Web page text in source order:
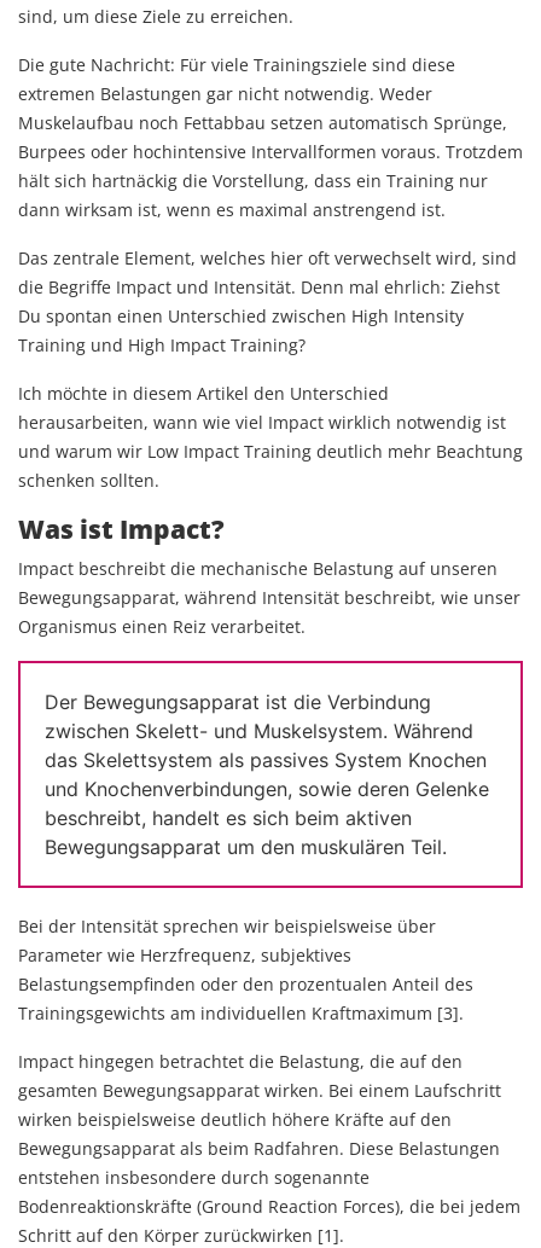
sind, um diese Ziele zu erreichen.
Die gute Nachricht: Für viele Trainingsziele sind diese
extremen Belastungen gar nicht notwendig. Weder
Muskelaufbau noch Fettabbau setzen automatisch Sprünge,
Burpees oder hochintensive Intervallformen voraus. Trotzdem
hält sich hartnäckig die Vorstellung, dass ein Training nur
dann wirksam ist, wenn es maximal anstrengend ist.
Das zentrale Element, welches hier oft verwechselt wird, sind
die Begriffe Impact und Intensität. Denn mal ehrlich: Ziehst
Du spontan einen Unterschied zwischen High Intensity
Training und High Impact Training?
Ich möchte in diesem Artikel den Unterschied
herausarbeiten, wann wie viel Impact wirklich notwendig ist
und warum wir Low Impact Training deutlich mehr Beachtung
schenken sollten.
Was ist Impact?
Impact beschreibt die mechanische Belastung auf unseren
Bewegungsapparat, während Intensität beschreibt, wie unser
Organismus einen Reiz verarbeitet.
Der Bewegungsapparat ist die Verbindung
zwischen Skelett- und Muskelsystem. Während
das Skelettsystem als passives System Knochen
und Knochenverbindungen, sowie deren Gelenke
beschreibt, handelt es sich beim aktiven
Bewegungsapparat um den muskulären Teil.
Bei der Intensität sprechen wir beispielsweise über
Parameter wie Herzfrequenz, subjektives
Belastungsempfinden oder den prozentualen Anteil des
Trainingsgewichts am individuellen Kraftmaximum [3].
Impact hingegen betrachtet die Belastung, die auf den
gesamten Bewegungsapparat wirken. Bei einem Laufschritt
wirken beispielsweise deutlich höhere Kräfte auf den
Bewegungsapparat als beim Radfahren. Diese Belastungen
entstehen insbesondere durch sogenannte
Bodenreaktionskräfte (Ground Reaction Forces), die bei jedem
Schritt auf den Körper zurückwirken [1].